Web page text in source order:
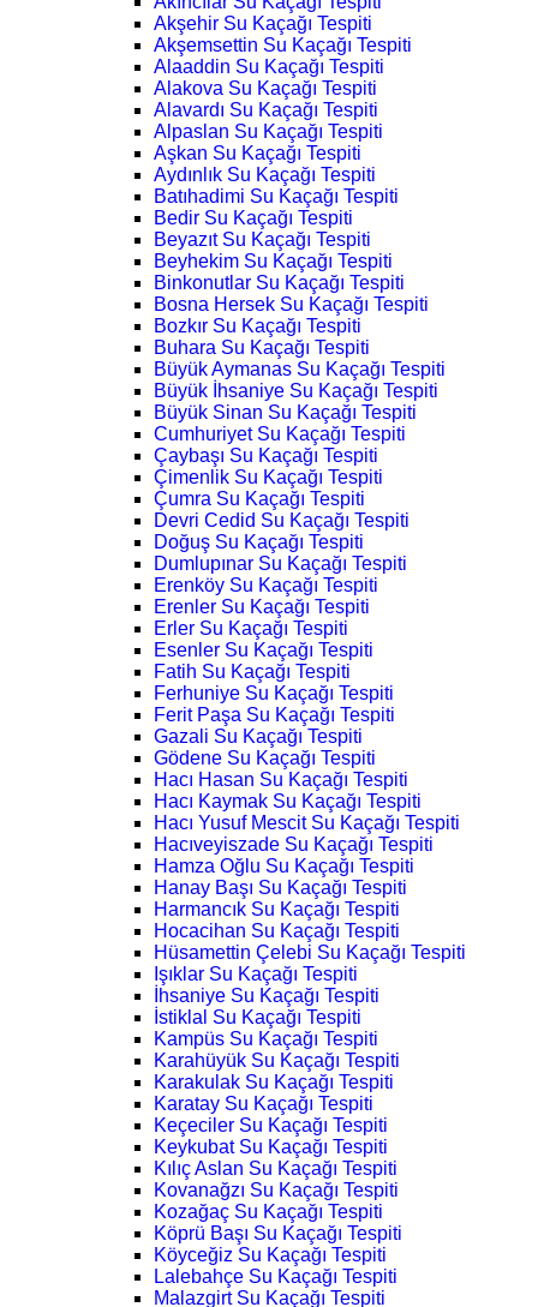
Akşehir Su Kaçağı Tespiti
Akşemsettin Su Kaçağı Tespiti
Alaaddin Su Kaçağı Tespiti
Alakova Su Kaçağı Tespiti
Alavardı Su Kaçağı Tespiti
Alpaslan Su Kaçağı Tespiti
Aşkan Su Kaçağı Tespiti
Aydınlık Su Kaçağı Tespiti
Batıhadimi Su Kaçağı Tespiti
Bedir Su Kaçağı Tespiti
Beyazıt Su Kaçağı Tespiti
Beyhekim Su Kaçağı Tespiti
Binkonutlar Su Kaçağı Tespiti
Bosna Hersek Su Kaçağı Tespiti
Bozkır Su Kaçağı Tespiti
Buhara Su Kaçağı Tespiti
Büyük Aymanas Su Kaçağı Tespiti
Büyük İhsaniye Su Kaçağı Tespiti
Büyük Sinan Su Kaçağı Tespiti
Cumhuriyet Su Kaçağı Tespiti
Çaybaşı Su Kaçağı Tespiti
Çimenlik Su Kaçağı Tespiti
Çumra Su Kaçağı Tespiti
Devri Cedid Su Kaçağı Tespiti
Doğuş Su Kaçağı Tespiti
Dumlupınar Su Kaçağı Tespiti
Erenköy Su Kaçağı Tespiti
Erenler Su Kaçağı Tespiti
Erler Su Kaçağı Tespiti
Esenler Su Kaçağı Tespiti
Fatih Su Kaçağı Tespiti
Ferhuniye Su Kaçağı Tespiti
Ferit Paşa Su Kaçağı Tespiti
Gazali Su Kaçağı Tespiti
Gödene Su Kaçağı Tespiti
Hacı Hasan Su Kaçağı Tespiti
Hacı Kaymak Su Kaçağı Tespiti
Hacı Yusuf Mescit Su Kaçağı Tespiti
Hacıveyiszade Su Kaçağı Tespiti
Hamza Oğlu Su Kaçağı Tespiti
Hanay Başı Su Kaçağı Tespiti
Harmancık Su Kaçağı Tespiti
Hocacihan Su Kaçağı Tespiti
Hüsamettin Çelebi Su Kaçağı Tespiti
Işıklar Su Kaçağı Tespiti
İhsaniye Su Kaçağı Tespiti
İstiklal Su Kaçağı Tespiti
Kampüs Su Kaçağı Tespiti
Karahüyük Su Kaçağı Tespiti
Karakulak Su Kaçağı Tespiti
Karatay Su Kaçağı Tespiti
Keçeciler Su Kaçağı Tespiti
Keykubat Su Kaçağı Tespiti
Kılıç Aslan Su Kaçağı Tespiti
Kovanağzı Su Kaçağı Tespiti
Kozağaç Su Kaçağı Tespiti
Köprü Başı Su Kaçağı Tespiti
Köyceğiz Su Kaçağı Tespiti
Lalebahçe Su Kaçağı Tespiti
Malazgirt Su Kaçağı Tespiti